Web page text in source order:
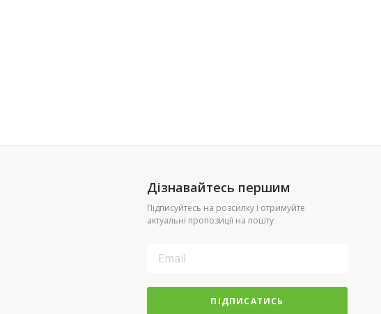
Дізнавайтесь першим
Підписуйтесь на розсилку і отримуйте
актуальні пропозиції на пошту
ПІДПИСАТИСЬ